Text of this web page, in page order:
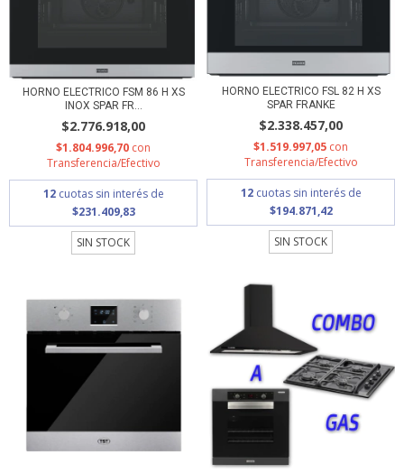
HORNO ELECTRICO FSM 86 H XS
INOX SPAR FR...
$2.776.918,00
$1.804.996,70 con
Transferencia/Efectivo
12 cuotas sin interés de
$231.409,83
SIN STOCK
HORNO ELECTRICO FSL 82 H XS
SPAR FRANKE
$2.338.457,00
$1.519.997,05 con
Transferencia/Efectivo
12 cuotas sin interés de
$194.871,42
SIN STOCK